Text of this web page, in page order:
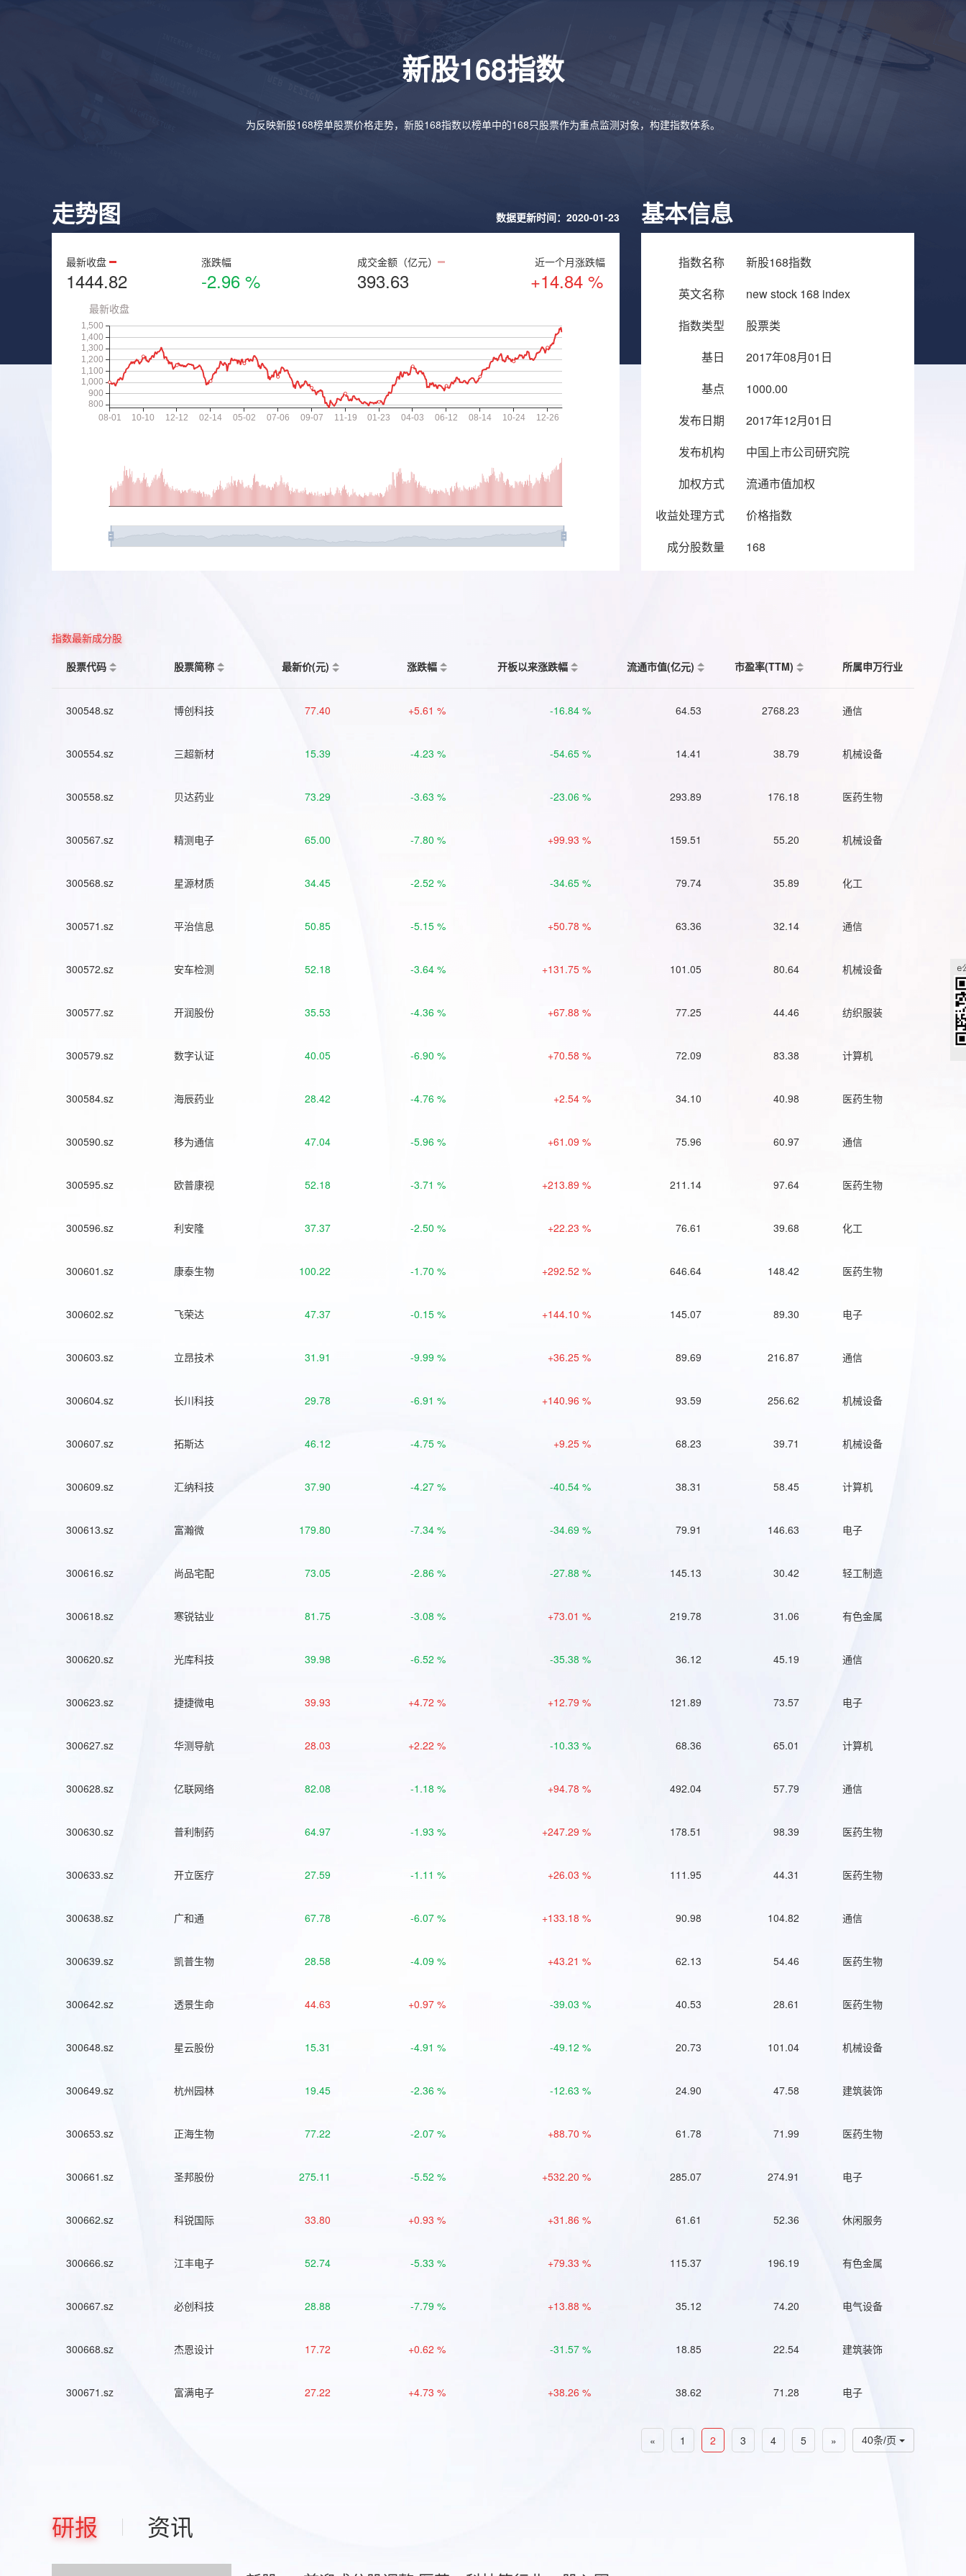
新股168指数
为反映新股168榜单股票价格走势，新股168指数以榜单中的168只股票作为重点监测对象，构建指数体系。
走势图 数据更新时间：2020-01-23
最新收盘
1444.82
涨跌幅
-2.96 %
成交金额（亿元）
393.63
近一个月涨跌幅
+14.84 %
基本信息
指数名称
新股168指数
英文名称
new stock 168 index
指数类型
股票类
基日
2017年08月01日
基点
1000.00
发布日期
2017年12月01日
发布机构
中国上市公司研究院
加权方式
流通市值加权
收益处理方式
价格指数
成分股数量
168
指数最新成分股
股票代码
股票简称 最新价(元) 涨跌幅 开板以来涨跌幅 流通市值(亿元) 市盈率(TTM) 所属申万行业
300548.sz 博创科技 77.40 +5.61 % -16.84 % 64.53 2768.23 通信
300554.sz 三超新材 15.39 -4.23 % -54.65 % 14.41 38.79 机械设备
300558.sz 贝达药业 73.29 -3.63 % -23.06 % 293.89 176.18 医药生物
300567.sz 精测电子 65.00 -7.80 % +99.93 % 159.51 55.20 机械设备
300568.sz 星源材质 34.45 -2.52 % -34.65 % 79.74 35.89 化工
300571.sz 平治信息 50.85 -5.15 % +50.78 % 63.36 32.14 通信
300572.sz 安车检测 52.18 -3.64 % +131.75 % 101.05 80.64 机械设备
300577.sz 开润股份 35.53 -4.36 % +67.88 % 77.25 44.46 纺织服装
300579.sz 数字认证 40.05 -6.90 % +70.58 % 72.09 83.38 计算机
300584.sz 海辰药业 28.42 -4.76 % +2.54 % 34.10 40.98 医药生物
300590.sz 移为通信 47.04 -5.96 % +61.09 % 75.96 60.97 通信
300595.sz 欧普康视 52.18 -3.71 % +213.89 % 211.14 97.64 医药生物
300596.sz 利安隆 37.37 -2.50 % +22.23 % 76.61 39.68 化工
300601.sz 康泰生物 100.22 -1.70 % +292.52 % 646.64 148.42 医药生物
300602.sz 飞荣达 47.37 -0.15 % +144.10 % 145.07 89.30 电子
300603.sz 立昂技术 31.91 -9.99 % +36.25 % 89.69 216.87 通信
300604.sz 长川科技 29.78 -6.91 % +140.96 % 93.59 256.62 机械设备
300607.sz 拓斯达 46.12 -4.75 % +9.25 % 68.23 39.71 机械设备
300609.sz 汇纳科技 37.90 -4.27 % -40.54 % 38.31 58.45 计算机
300613.sz 富瀚微 179.80 -7.34 % -34.69 % 79.91 146.63 电子
300616.sz 尚品宅配 73.05 -2.86 % -27.88 % 145.13 30.42 轻工制造
300618.sz 寒锐钴业 81.75 -3.08 % +73.01 % 219.78 31.06 有色金属
300620.sz 光库科技 39.98 -6.52 % -35.38 % 36.12 45.19 通信
300623.sz 捷捷微电 39.93 +4.72 % +12.79 % 121.89 73.57 电子
300627.sz 华测导航 28.03 +2.22 % -10.33 % 68.36 65.01 计算机
300628.sz 亿联网络 82.08 -1.18 % +94.78 % 492.04 57.79 通信
300630.sz 普利制药 64.97 -1.93 % +247.29 % 178.51 98.39 医药生物
300633.sz 开立医疗 27.59 -1.11 % +26.03 % 111.95 44.31 医药生物
300638.sz 广和通 67.78 -6.07 % +133.18 % 90.98 104.82 通信
300639.sz 凯普生物 28.58 -4.09 % +43.21 % 62.13 54.46 医药生物
300642.sz 透景生命 44.63 +0.97 % -39.03 % 40.53 28.61 医药生物
300648.sz 星云股份 15.31 -4.91 % -49.12 % 20.73 101.04 机械设备
300649.sz 杭州园林 19.45 -2.36 % -12.63 % 24.90 47.58 建筑装饰
300653.sz 正海生物 77.22 -2.07 % +88.70 % 61.78 71.99 医药生物
300661.sz 圣邦股份 275.11 -5.52 % +532.20 % 285.07 274.91 电子
300662.sz 科锐国际 33.80 +0.93 % +31.86 % 61.61 52.36 休闲服务
300666.sz 江丰电子 52.74 -5.33 % +79.33 % 115.37 196.19 有色金属
300667.sz 必创科技 28.88 -7.79 % +13.88 % 35.12 74.20 电气设备
300668.sz 杰恩设计 17.72 +0.62 % -31.57 % 18.85 22.54 建筑装饰
300671.sz 富满电子 27.22 +4.73 % +38.26 % 38.62 71.28 电子
40条/页
« 1 2 3 4 5 »
研报 资讯